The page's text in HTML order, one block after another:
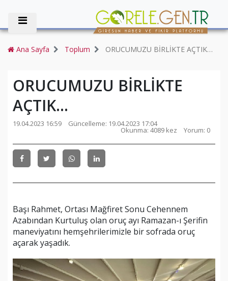
Ana Sayfa Toplum ORUCUMUZU BİRLİKTE AÇTIK…
ORUCUMUZU BİRLİKTE
AÇTIK…
19.04.2023 16:59 Güncelleme: 19.04.2023 17:04
Okunma: 4089 kez Yorum: 0
Başı Rahmet, Ortası Mağfiret Sonu Cehennem
Azabından Kurtuluş olan oruç ayı Ramazan-ı Şerifin
maneviyatını hemşehrilerimizle bir sofrada oruç
açarak yaşadık.